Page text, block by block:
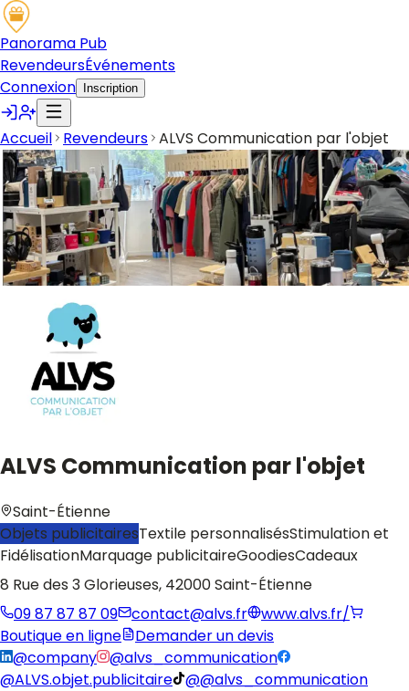
Panorama Pub
RevendeursÉvénements
Connexion
Inscription
Accueil Revendeurs ALVS Communication par l'objet
ALVS Communication par l'objet
Saint-Étienne
Objets publicitairesTextile personnalisésStimulation et
FidélisationMarquage publicitaireGoodiesCadeaux
8 Rue des 3 Glorieuses, 42000 Saint-Étienne
09 87 87 87 09
contact@alvs.fr
www.alvs.fr/
Boutique en ligne
Demander un devis
@company
@alvs_communication
@ALVS.objet.publicitaire
@@alvs_communication